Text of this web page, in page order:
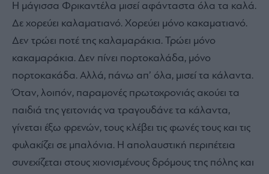
Η µάγισσα Φρικαντέλα µισεί αφάνταστα όλα τα καλά.
Δε χορεύει καλαµατιανό. Χορεύει µόνο κακαµατιανό.
Δεν τρώει ποτέ της καλαµαράκια. Τρώει µόνο
κακαµαράκια. Δεν πίνει πορτοκαλάδα, µόνο
πορτοκακάδα. Αλλά, πάνω απ’ όλα, µισεί τα κάλαντα.
Όταν, λοιπόν, παραµονές πρωτοχρονιάς ακούει τα
παιδιά της γειτονιάς να τραγουδάνε τα κάλαντα,
γίνεται έξω φρενών, τους κλέβει τις φωνές τους και τις
φυλακίζει σε µπαλόνια. Η απολαυστική περιπέτεια
συνεχίζεται στους χιονισµένους δρόµους της πόλης και